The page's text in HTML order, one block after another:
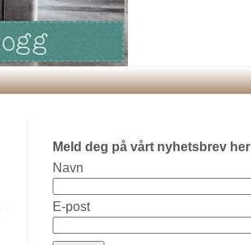
Meld deg på vårt nyhetsbrev her
Navn
E-post